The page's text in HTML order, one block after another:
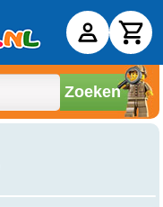
Zoeken